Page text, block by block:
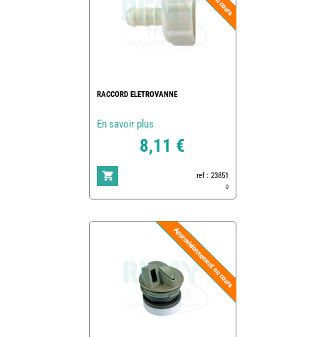
RACCORD ELETROVANNE
En savoir plus
8,11 €
ref : 23851
0